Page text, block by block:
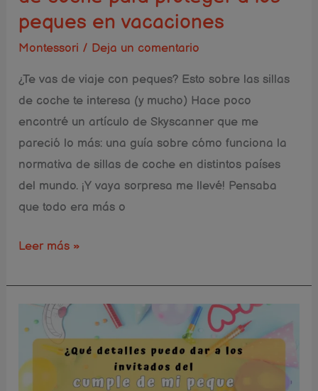
peques en vacaciones
Montessori / Deja un comentario
¿Te vas de viaje con peques? Esto sobre las sillas
de coche te interesa (y mucho) Hace poco
encontré un artículo de Skyscanner que me
pareció lo más: una guía sobre cómo funciona la
normativa de sillas de coche en distintos países
del mundo. ¡Y vaya sorpresa me llevé! Pensaba
que todo era más o
los
peques
vacaciones
Leer más »
Detalles
de
Cumpleaños